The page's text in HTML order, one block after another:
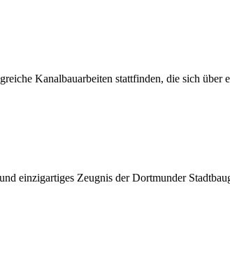
Kanalbauarbeiten stattfinden, die sich über
einzigartiges Zeugnis der Dortmunder